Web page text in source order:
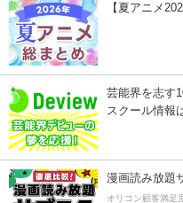
【夏アニメ
芸能界を志す
スクール情報
漫画読み放題
オリコン顧客満足